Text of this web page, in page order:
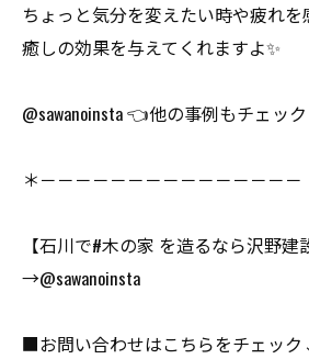
ちょっと気分を変えたい時や疲れを
癒しの効果を与えてくれますよ✨
@sawanoinsta 👈他の事例もチェック
＊－－－－－－－－－－－－－－－
【石川で#木の家 を造るなら沢野建
→@sawanoinsta
■お問い合わせはこちらをチェック